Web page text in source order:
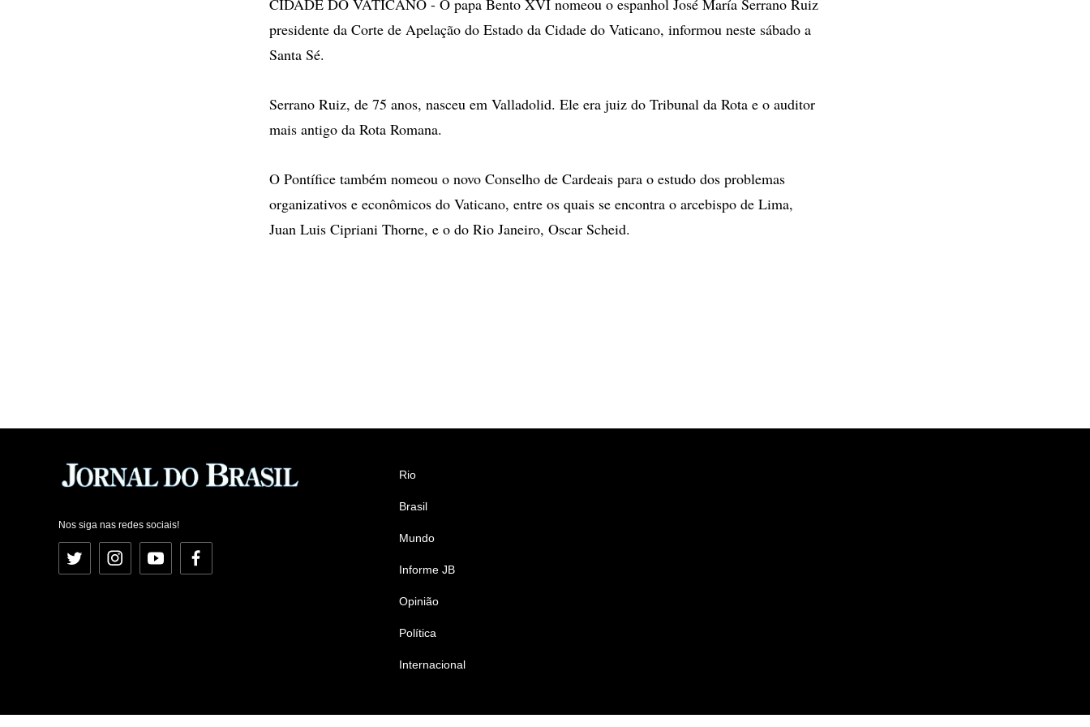
CIDADE DO VATICANO - O papa Bento XVI nomeou o espanhol José María Serrano Ruiz
presidente da Corte de Apelação do Estado da Cidade do Vaticano, informou neste sábado a
Santa Sé.
Serrano Ruiz, de 75 anos, nasceu em Valladolid. Ele era juiz do Tribunal da Rota e o auditor
mais antigo da Rota Romana.
O Pontífice também nomeou o novo Conselho de Cardeais para o estudo dos problemas
organizativos e econômicos do Vaticano, entre os quais se encontra o arcebispo de Lima,
Juan Luis Cipriani Thorne, e o do Rio Janeiro, Oscar Scheid.
Nos siga nas redes sociais!
Twitter InstagramYouTubeFacebook
Rio
Brasil
Mundo
Informe JB
Opinião
Política
Internacional